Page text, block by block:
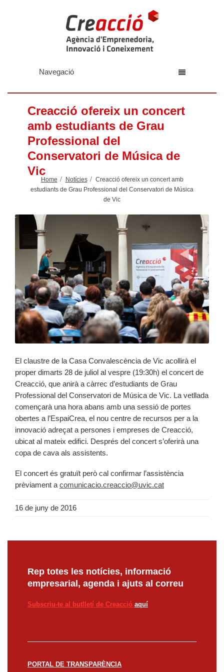
Navegació
Creacció ofereix un concert
amb estudiants de Grau
Professional del
Conservatori de Música de
Vic
Home Notícies
Creacció ofereix un concert amb
estudiants de Grau Professional del Conservatori de Música
de Vic
El claustre de la Casa Convalescència de Vic acollirà el
proper dimarts 28 de juliol al vespre (19:30h) el concert de
Creacció, que anirà a càrrec d’estudiants de Grau
Professional del Conservatori de Música de Vic. La vetllada
començarà una hora abans amb una sessió de portes
obertes a l’EspaiCrea, el nou centre de recursos per a la
innovació adreçat a persones i empreses de Creacció,
ubicat al mateix edifici. Després del concert s’oferirà una
copa de cava als assistents.
El concert és gratuït però cal confirmar l’assistència
prèviament a comunicacio.creaccio@uvic.cat
16 de juny de 2016
Rep totes les notícies, informació
empresarial, agenda i ajuts al correu
Subscriu-te al butlletí de Creacció aquí
PORTAL DE TRANSPARÈNCIA